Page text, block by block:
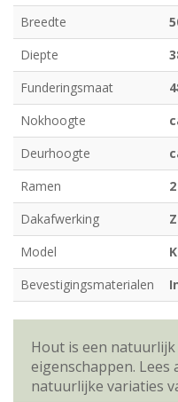
Breedte
Diepte
Funderingsmaat
Nokhoogte
Deurhoogte
Ramen
Dakafwerking
Model
Bevestigingsmaterialen
Hout is een
eigenschappen. Lees
natuurlijke variaties